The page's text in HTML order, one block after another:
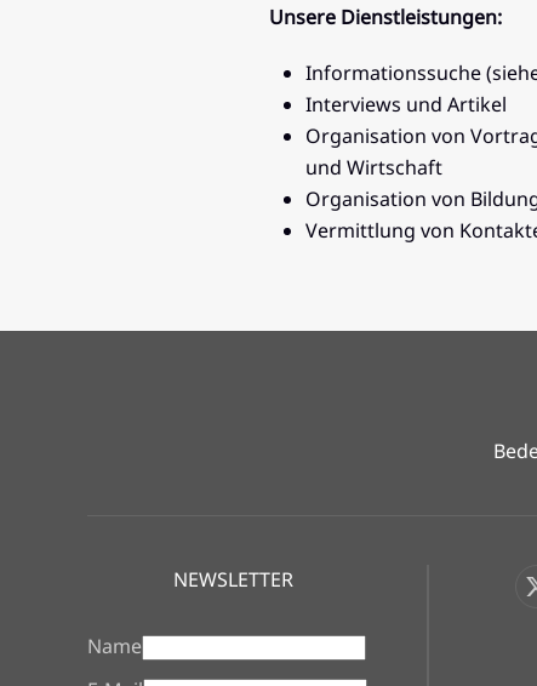
Unsere Dienstleistungen:
Informationssuche
Interviews und Artikel
Organisation von
und Wirtschaft
Organisation von
Vermittlung von
NEWSLETTER
Name